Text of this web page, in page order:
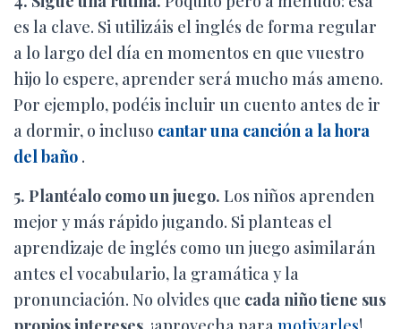
es la clave. Si utilizáis el inglés de forma regular
a lo largo del día en momentos en que vuestro
hijo lo espere, aprender será mucho más ameno.
Por ejemplo, podéis incluir un cuento antes de ir
a dormir, o incluso cantar una canción a la hora
del baño .
5. Plantéalo como un juego. Los niños aprenden
mejor y más rápido jugando. Si planteas el
aprendizaje de inglés como un juego asimilarán
antes el vocabulario, la gramática y la
pronunciación. No olvides que cada niño tiene sus